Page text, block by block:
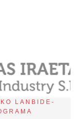
LANBIDE-